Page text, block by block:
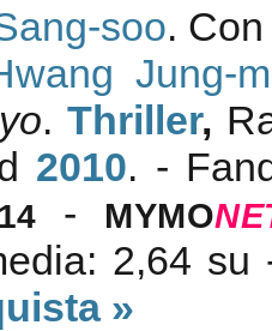
soo.
Jung-
. Thriller,
2010. -
- MYMONE
2,64 su
»